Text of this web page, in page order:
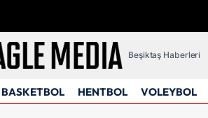
Beşiktaş Haberleri
BASKETBOL HENTBOL VOLEYBOL